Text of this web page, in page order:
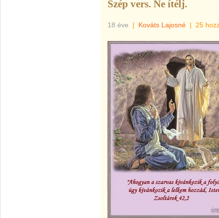
Szép vers. Ne ítélj.
18 éve | Kováts Lajosné | 25